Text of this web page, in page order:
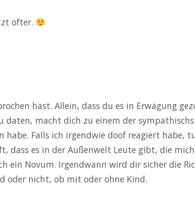
öfter.
hast. Allein, dass du es in Erwägung
daten, macht dich zu einem der
habe. Falls ich irgendwie doof reagiert habe,
dass es in der Außenwelt Leute gibt, die
ein Novum. Irgendwann wird dir sicher die
oder nicht, ob mit oder ohne Kind.